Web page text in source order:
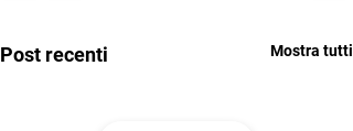
Post recenti Mostra tutti